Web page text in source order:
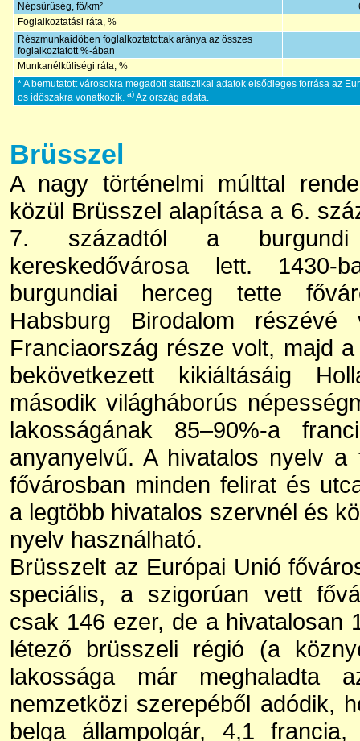
* A bemutatott városokra megadott statisztikai adatok elsődleges forrása az
os időszakra vonatkozik. a)Az ország adata.
Népsűrűség, fő/km²
Foglalkoztatási ráta, %
Részmunkaidőben foglalkoztatottak aránya az összes
foglalkoztatott %-ában
Munkanélküliségi ráta, %
Brüsszel
A nagy történelmi múlttal
közül Brüsszel alapítása a 6.
7. századtól a burgundi
kereskedővárosa lett.
burgundiai herceg tette
Habsburg Birodalom részévé
Franciaország része volt, majd
bekövetkezett kikiáltásáig
második világháborús
lakosságának 85–90%-a
anyanyelvű. A hivatalos nyelv
fővárosban minden felirat és
a legtöbb hivatalos szervnél és
nyelv használható.
Brüsszelt az Európai Unió
speciális, a szigorúan vett
csak 146 ezer, de a hivatalosan
létező brüsszeli régió (a
lakossága már meghaladta
nemzetközi szerepéből adódik,
belga állampolgár, 4,1